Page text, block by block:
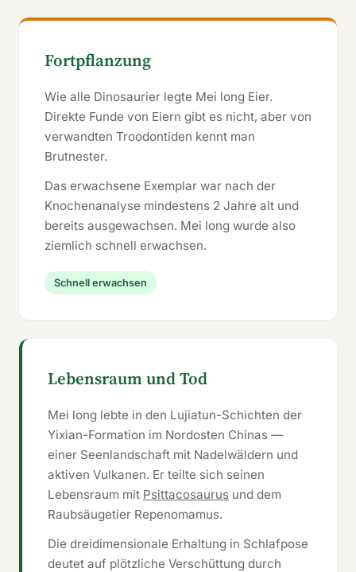
Fortpflanzung
Wie alle Dinosaurier legte Mei long Eier.
Direkte Funde von Eiern gibt es nicht, aber von
verwandten Troodontiden kennt man
Brutnester.
Das erwachsene Exemplar war nach der
Knochenanalyse mindestens 2 Jahre alt und
bereits ausgewachsen. Mei long wurde also
ziemlich schnell erwachsen.
Schnell erwachsen
Lebensraum und Tod
Mei long lebte in den Lujiatun-Schichten der
Yixian-Formation im Nordosten Chinas —
einer Seenlandschaft mit Nadelwäldern und
aktiven Vulkanen. Er teilte sich seinen
Lebensraum mit Psittacosaurus und dem
Raubsäugetier Repenomamus.
Die dreidimensionale Erhaltung in Schlafpose
deutet auf plötzliche Verschüttung durch